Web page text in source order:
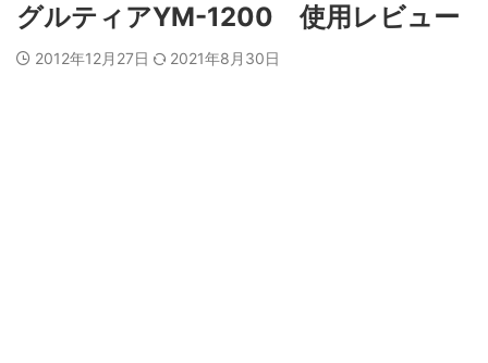
グルティアYM-1200 使用レビュー
2012年12月27日 2021年8月30日